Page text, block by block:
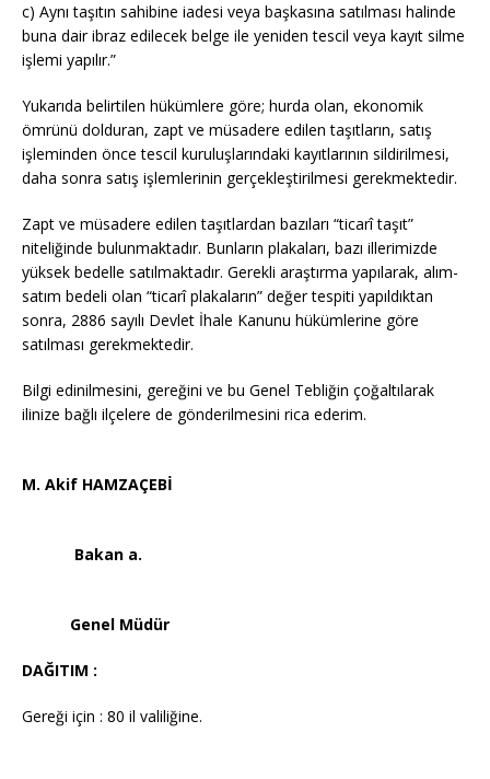
c) Aynı taşıtın sahibine iadesi veya başkasına satılması halinde
buna dair ibraz edilecek belge ile yeniden tescil veya kayıt silme
işlemi yapılır.”
Yukarıda belirtilen hükümlere göre; hurda olan, ekonomik
ömrünü dolduran, zapt ve müsadere edilen taşıtların, satış
işleminden önce tescil kuruluşlarındaki kayıtlarının sildirilmesi,
daha sonra satış işlemlerinin gerçekleştirilmesi gerekmektedir.
Zapt ve müsadere edilen taşıtlardan bazıları “ticarî taşıt”
niteliğinde bulunmaktadır. Bunların plakaları, bazı illerimizde
yüksek bedelle satılmaktadır. Gerekli araştırma yapılarak, alım-
satım bedeli olan “ticarî plakaların” değer tespiti yapıldıktan
sonra, 2886 sayılı Devlet İhale Kanunu hükümlerine göre
satılması gerekmektedir.
Bilgi edinilmesini, gereğini ve bu Genel Tebliğin çoğaltılarak
ilinize bağlı ilçelere de gönderilmesini rica ederim.
M. Akif HAMZAÇEBİ
Bakan a.
Genel Müdür
DAĞITIM :
Gereği için : 80 il valiliğine.